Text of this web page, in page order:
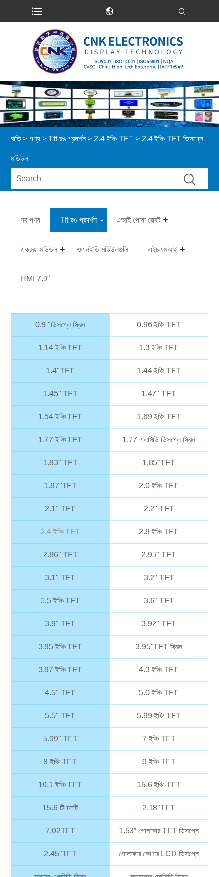
বাড়ি > পণ্য >Tft রঙ প্রদর্শন> 2.4 ইঞ্চি TFT > 2.4 ইঞ্চি TFT ডিসপ্লে
মডিউল
সব পণ্য Tft রঙ প্রদর্শন এআই পোষা রোবট
একরঙা মডিউল ওএলইডি মডিউলগুলি এইচএমআই
HMI 7.0"
0.9 "ডিসপ্লে স্ক্রিন 0.96 ইঞ্চি TFT
1.14 ইঞ্চি TFT 1.3 ইঞ্চি TFT
1.4"TFT 1.44 ইঞ্চি TFT
1.45" TFT 1.47" TFT
1.54 ইঞ্চি TFT 1.69 ইঞ্চি TFT
1.77 ইঞ্চি TFT 1.77 এলসিডি ডিসপ্লে স্ক্রিন
1.83" TFT 1.85"TFT
1.87"TFT 2.0 ইঞ্চি TFT
2.1" TFT 2.2" TFT
2.4 ইঞ্চি TFT 2.8 ইঞ্চি TFT
2.86" TFT 2.95" TFT
3.1" TFT 3.2" TFT
3.5 ইঞ্চি TFT 3.6" TFT
3.9" TFT 3.92" TFT
3.95 ইঞ্চি TFT 3.95"TFT স্ক্রিন
3.97 ইঞ্চি TFT 4.3 ইঞ্চি TFT
4.5" TFT 5.0 ইঞ্চি TFT
5.5" TFT 5.99 ইঞ্চি TFT
5.99" TFT 7 ইঞ্চি TFT
8 ইঞ্চি TFT 9 ইঞ্চি TFT
10.1 ইঞ্চি TFT 15.6 ইঞ্চি TFT
15.6 টিএফটি 2.18"TFT
7.02TFT 1.53” গোলাকার TFT ডিসপ্লে
2.45"TFT গোলাকার কোণার LCD ডিসপ্লে